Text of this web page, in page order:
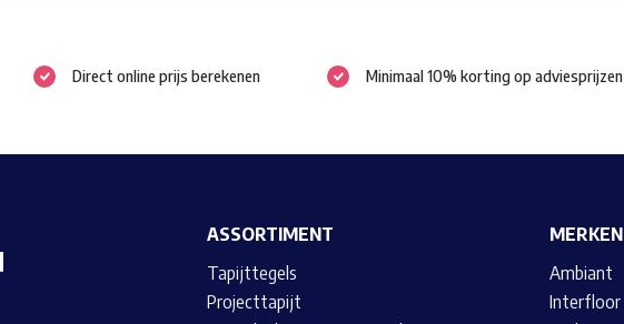
Direct online prijs berekenen Minimaal 10% korting op adviesprijzen
ASSORTIMENT
Tapijttegels
Projecttapijt
MERKEN
Ambiant
Interfloor